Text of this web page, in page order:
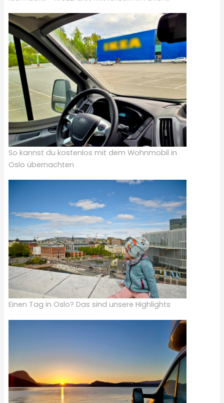
So kannst du kostenlos mit dem Wohnmobil in
Oslo übernachten
Einen Tag in Oslo? Das sind unsere Highlights